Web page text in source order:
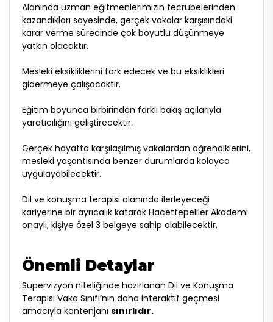
Alanında uzman eğitmenlerimizin tecrübelerinden
kazandıkları sayesinde, gerçek vakalar karşısındaki
karar verme sürecinde çok boyutlu düşünmeye
yatkın olacaktır.
Mesleki eksikliklerini fark edecek ve bu eksiklikleri
gidermeye çalışacaktır.
Eğitim boyunca birbirinden farklı bakış açılarıyla
yaratıcılığını geliştirecektir.
Gerçek hayatta karşılaşılmış vakalardan öğrendiklerini,
mesleki yaşantısında benzer durumlarda kolayca
uygulayabilecektir.
Dil ve konuşma terapisi alanında ilerleyeceği
kariyerine bir ayrıcalık katarak Hacettepeliler Akademi
onaylı, kişiye özel 3 belgeye sahip olabilecektir.
Önemli Detaylar
Süpervizyon niteliğinde hazırlanan Dil ve Konuşma
Terapisi Vaka Sınıfı’nın daha interaktif geçmesi
amacıyla kontenjanı sınırlıdır.